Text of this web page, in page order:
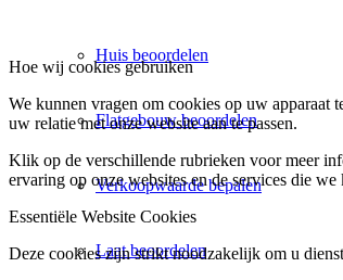
Huis beoordelen
Flatgebouw beoordelen
Verkoopwaarde bepalen
Laat beoordelen
Hoe wij cookies gebruiken
We kunnen vragen om cookies op uw apparaat
uw relatie met onze website aan te passen.
Klik op de verschillende rubrieken voor meer
ervaring op onze websites en de services die we
Essentiële Website Cookies
Deze cookies zijn strikt noodzakelijk om u